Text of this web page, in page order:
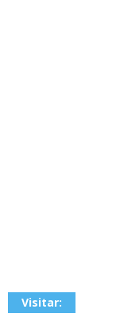
Visitar: